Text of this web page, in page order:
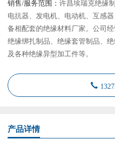
销售/服务范围： 许昌埃瑞克绝缘
电抗器、发电机、电动机、互感
备相配套的绝缘材料厂家。公司
绝缘绑扎制品、绝缘套管制品、
及各种绝缘异型加工件等。
产品详情